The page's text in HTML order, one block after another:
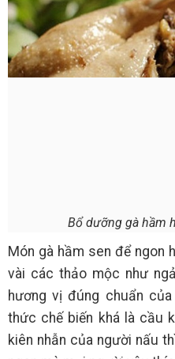
Bổ dưỡng gà hầm
Món gà hầm sen để ngon
vài các thảo mộc như
hương vị đúng chuẩn
thức chế biến khá là cầu
kiên nhẫn của người nấu